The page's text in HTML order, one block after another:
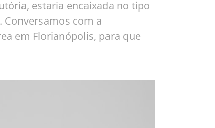
estaria encaixada no tipo
Conversamos com a
em Florianópolis, para que